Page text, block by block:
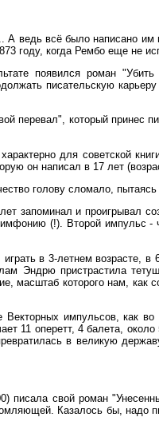
ведь всё было написано
году, когда Рембо еще не
появился роман "Убить
писательскую
перевал", который принес
для советской
он написал в 17 лет
голову сломало, пытаясь
запоминал и проигрывал
(!). Второй импульс -
в 3-летнем возрасте,
Эндрю пристрастила
которого нам, как
импульсов, как
11 оперетт, 4 балета,
в великую
свой роман
Казалось бы, надо